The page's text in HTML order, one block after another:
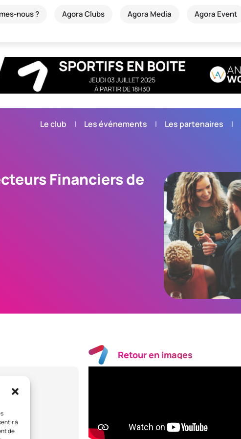
à
de
nous ? Agora Clubs Agora Media Agora Event
Le club Les événements Les partenaires
Financiers de
Retour en images